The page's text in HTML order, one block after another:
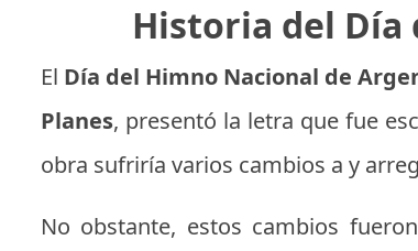
Historia del
El Día del Himno Nacional de
Planes, presentó la letra que fue
obra sufriría varios cambios a y
No obstante, estos cambios